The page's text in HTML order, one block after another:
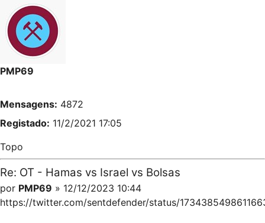
PMP69
Mensagens: 4872
Registado: 11/2/2021 17:05
Topo
Re: OT - Hamas vs Israel vs Bolsas
por PMP69 » 12/12/2023 10:44
https://twitter.com/sentdefender/status/